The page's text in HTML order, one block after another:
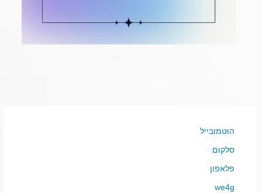
הוטמובייל
סלקום
פלאפון
we4g